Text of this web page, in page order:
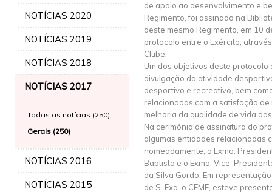
NOTÍCIAS 2020
NOTÍCIAS 2019
NOTÍCIAS 2018
NOTÍCIAS 2017
Todas as notícias (250)
Gerais (250)
NOTÍCIAS 2016
NOTÍCIAS 2015
de apoio ao desenvolvimento e
Regimento, foi assinado na
deste mesmo Regimento, em 10
protocolo entre o Exército,
Clube.
Um dos objetivos deste
divulgação da atividade
desportivo e recreativo, bem
relacionadas com a satisfação
melhoria da qualidade de vida
Na cerimónia de assinatura do
algumas entidades relacionadas
nomeadamente, o Exmo.
Baptista e o Exmo. Vice-
da Silva Gordo. Em
de S. Exa. o CEME, esteve